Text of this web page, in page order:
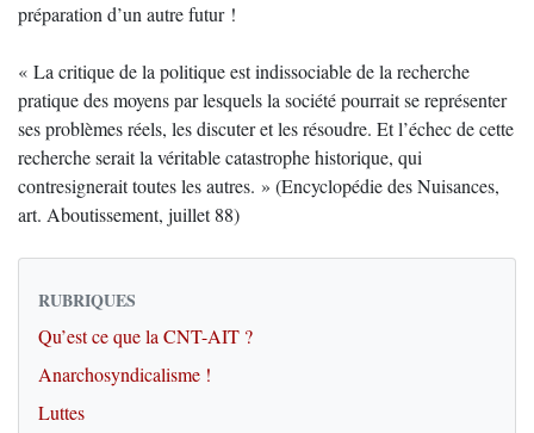
préparation d’un autre futur !
« La critique de la politique est indissociable de la recherche
pratique des moyens par lesquels la société pourrait se représenter
ses problèmes réels, les discuter et les résoudre. Et l’échec de cette
recherche serait la véritable catastrophe historique, qui
contresignerait toutes les autres. » (Encyclopédie des Nuisances,
art. Aboutissement, juillet 88)
RUBRIQUES
Qu’est ce que la CNT-AIT ?
Anarchosyndicalisme !
Luttes